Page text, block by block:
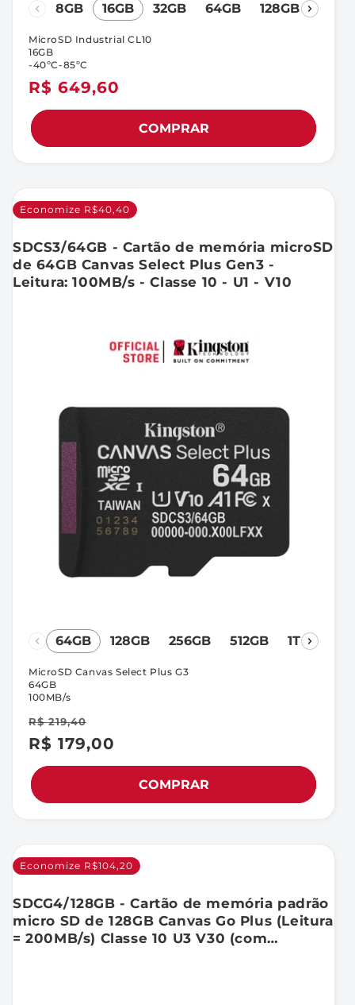
8GB 16GB 32GB 64GB 128GB
Preço
normal
R$ 649,60
MicroSD Industrial CL10
16GB
-40ºC-85ºC
COMPRAR
Economize R$40,40
SDCS3/64GB - Cartão de memória microSD
de 64GB Canvas Select Plus Gen3 -
Leitura: 100MB/s - Classe 10 - U1 - V10
64GB 128GB 256GB 512GB 1TB
Preço
promocional
R$ 179,00
Preço
normal
R$ 219,40
MicroSD Canvas Select Plus G3
64GB
100MB/s
COMPRAR
Economize R$104,20
SDCG4/128GB - Cartão de memória padrão
micro SD de 128GB Canvas Go Plus (Leitura
= 200MB/s) Classe 10 U3 V30 (com